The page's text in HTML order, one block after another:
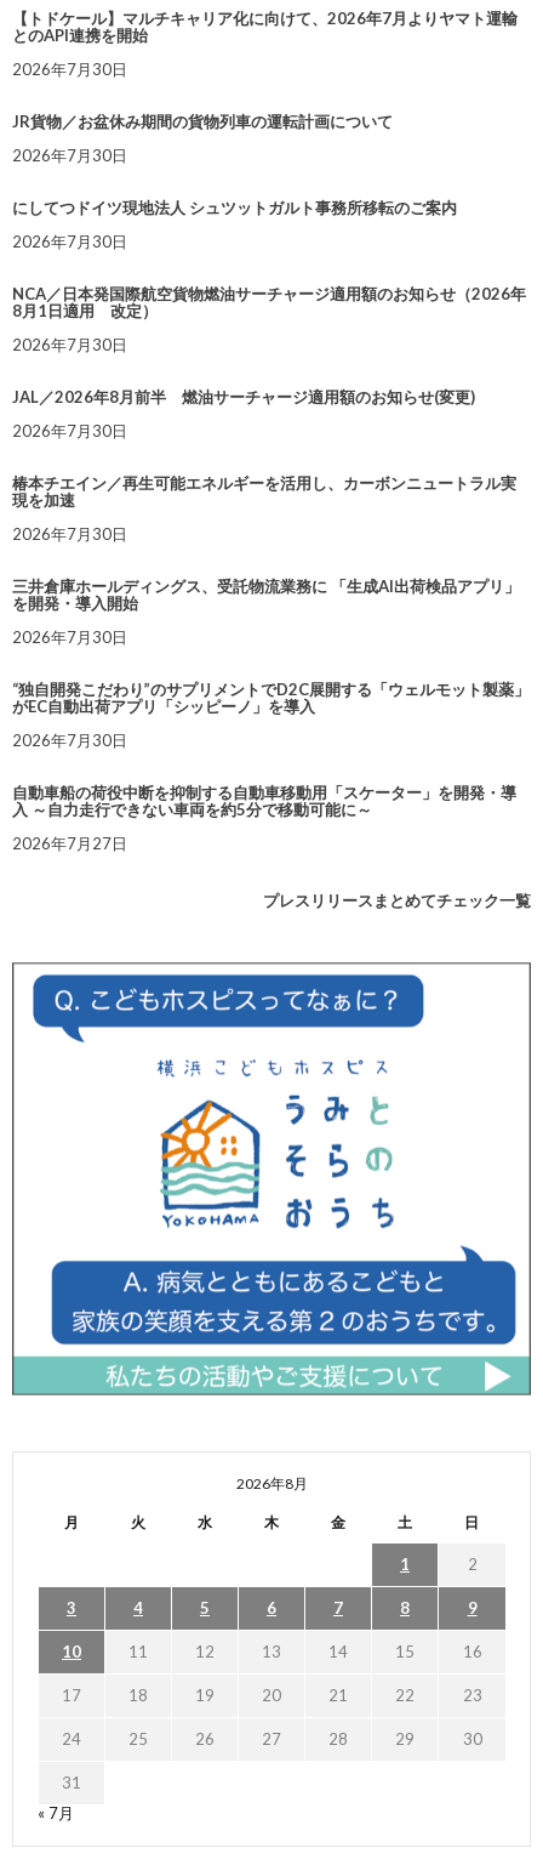
【トドケール】マルチキャリア化に向けて、2026年7月よりヤマト運輸
とのAPI連携を開始
2026年7月30日
JR貨物／お盆休み期間の貨物列車の運転計画について
2026年7月30日
にしてつドイツ現地法人 シュツットガルト事務所移転のご案内
2026年7月30日
NCA／日本発国際航空貨物燃油サーチャージ適用額のお知らせ（2026年
8月1日適用 改定）
2026年7月30日
JAL／2026年8月前半 燃油サーチャージ適用額のお知らせ(変更)
2026年7月30日
椿本チエイン／再生可能エネルギーを活用し、カーボンニュートラル実
現を加速
2026年7月30日
三井倉庫ホールディングス、受託物流業務に 「生成AI出荷検品アプリ」
を開発・導入開始
2026年7月30日
“独自開発こだわり”のサプリメントでD2C展開する「ウェルモット製薬」
がEC自動出荷アプリ「シッピーノ」を導入
2026年7月30日
自動車船の荷役中断を抑制する自動車移動用「スケーター」を開発・導
入 ～自力走行できない車両を約5分で移動可能に～
2026年7月27日
プレスリリースまとめてチェック一覧
2026年8月
月 火 水 木 金 土 日
1 2
3 4 5 6 7 8 9
10 11 12 13 14 15 16
17 18 19 20 21 22 23
24 25 26 27 28 29 30
31
« 7月